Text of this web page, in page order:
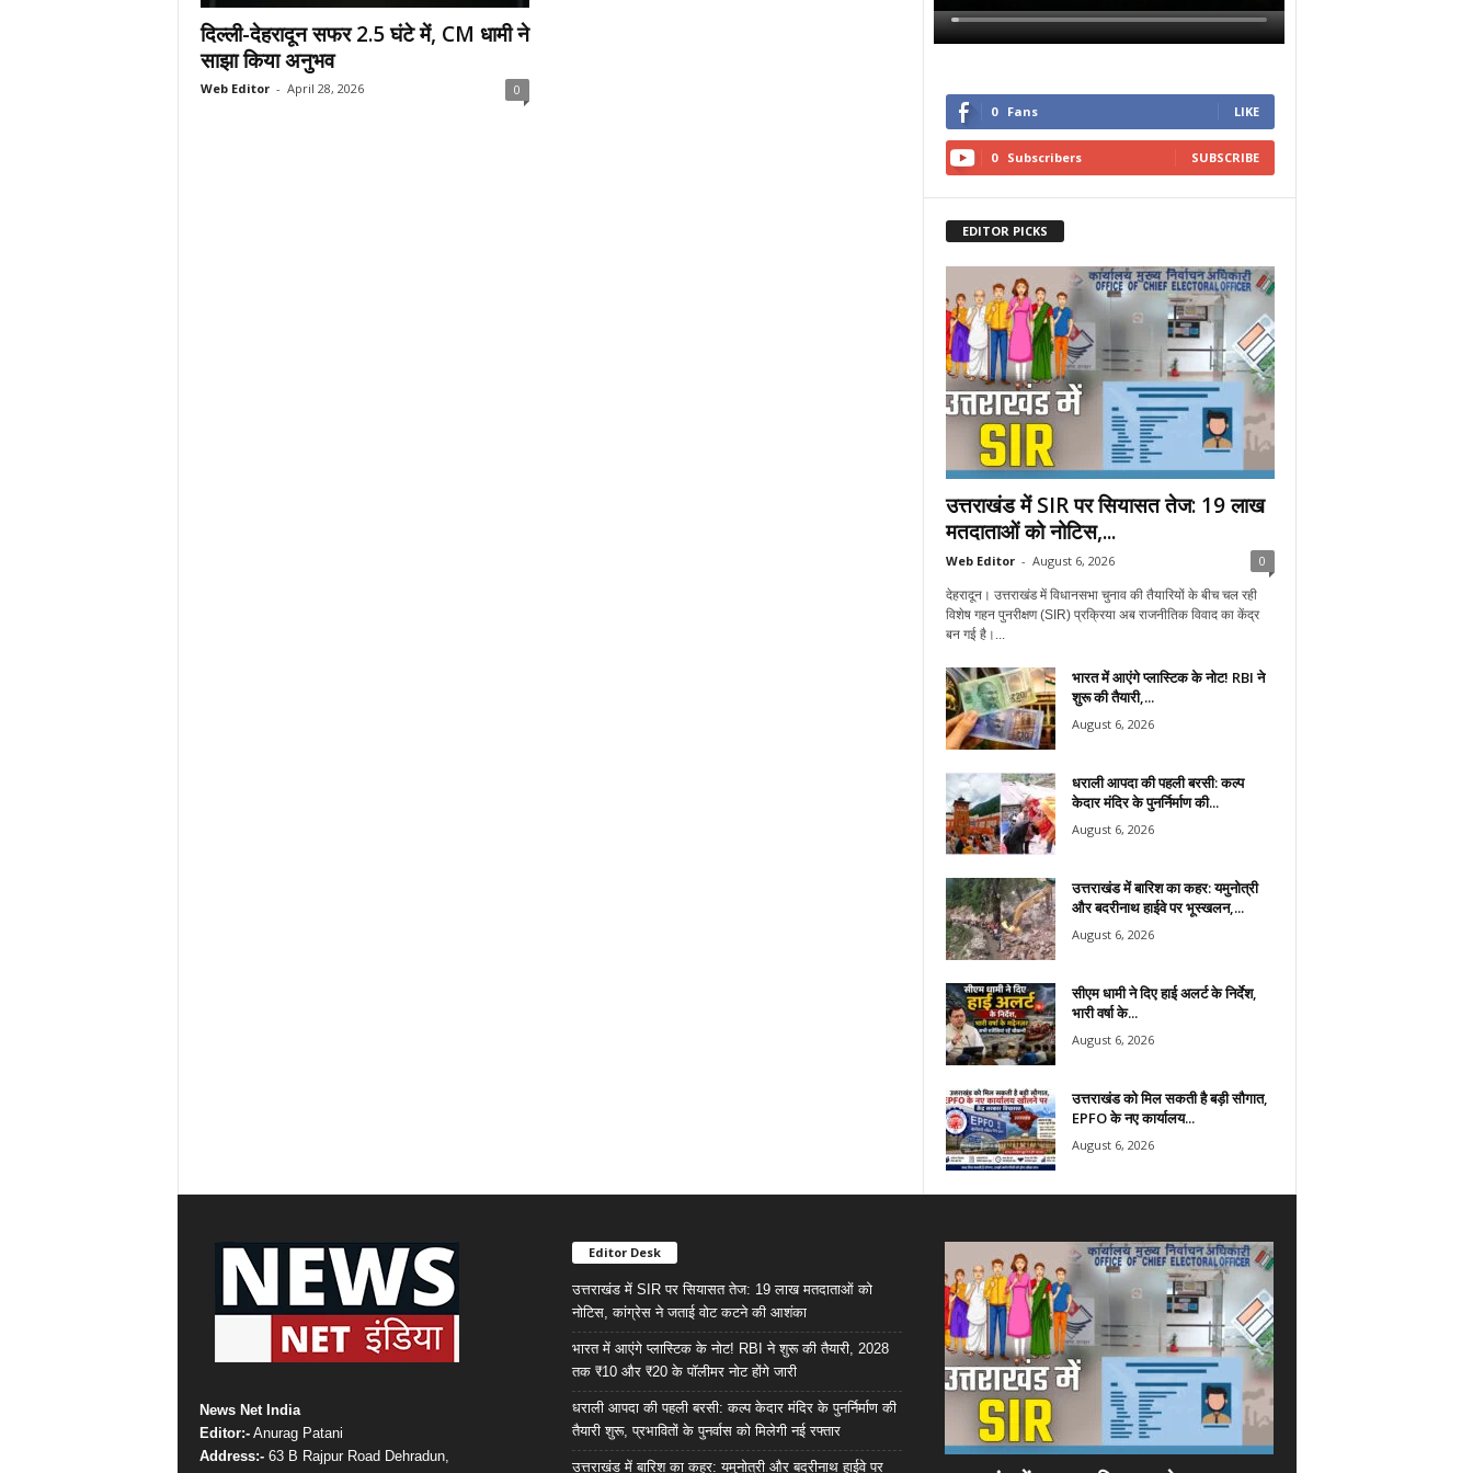
दिल्ली-देहरादून सफर 2.5 घंटे में, CM धामी ने
साझा किया अनुभव
Web Editor - April 28, 2026 0
0 Fans LIKE
0 Subscribers SUBSCRIBE
EDITOR PICKS
उत्तराखंड में SIR पर सियासत तेज: 19 लाख
मतदाताओं को नोटिस,...
Web Editor - August 6, 2026 0
देहरादून। उत्तराखंड में विधानसभा चुनाव की तैयारियों के बीच चल रही
विशेष गहन पुनरीक्षण (SIR) प्रक्रिया अब राजनीतिक विवाद का केंद्र
बन गई है।...
भारत में आएंगे प्लास्टिक के नोट! RBI ने
शुरू की तैयारी,...
August 6, 2026
धराली आपदा की पहली बरसी: कल्प
केदार मंदिर के पुनर्निर्माण की...
August 6, 2026
उत्तराखंड में बारिश का कहर: यमुनोत्री
और बदरीनाथ हाईवे पर भूस्खलन,...
August 6, 2026
सीएम धामी ने दिए हाई अलर्ट के निर्देश,
भारी वर्षा के...
August 6, 2026
उत्तराखंड को मिल सकती है बड़ी सौगात,
EPFO के नए कार्यालय...
August 6, 2026
News Net India
Editor:-Anurag Patani
Address:-63 B Rajpur Road Dehradun,
Editor Desk
उत्तराखंड में SIR पर सियासत तेज: 19 लाख मतदाताओं को
नोटिस, कांग्रेस ने जताई वोट कटने की आशंका
भारत में आएंगे प्लास्टिक के नोट! RBI ने शुरू की तैयारी, 2028
तक ₹10 और ₹20 के पॉलीमर नोट होंगे जारी
धराली आपदा की पहली बरसी: कल्प केदार मंदिर के पुनर्निर्माण की
तैयारी शुरू, प्रभावितों के पुनर्वास को मिलेगी नई रफ्तार
उत्तराखंड में बारिश का कहर: यमुनोत्री और बदरीनाथ हाईवे पर